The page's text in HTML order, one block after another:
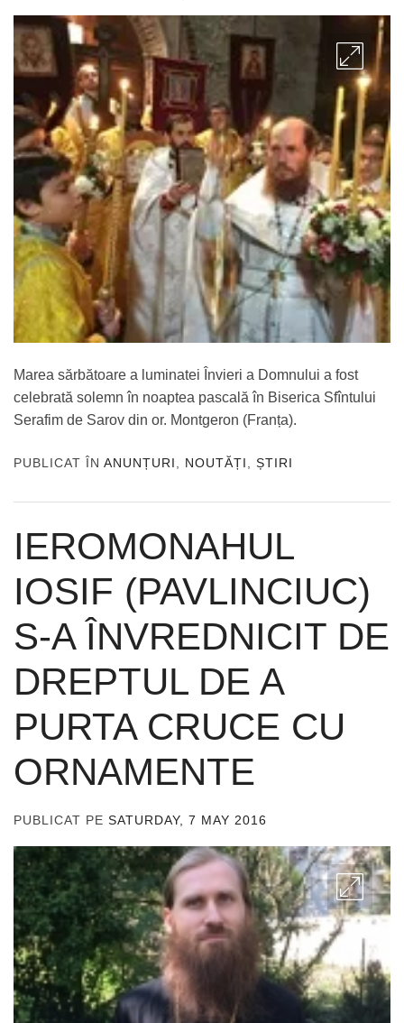
Marea sărbătoare a luminatei Învieri a Domnului a fost
celebrată solemn în noaptea pascală în Biserica Sfîntului
Serafim de Sarov din or. Montgeron (Franța).
PUBLICAT ÎN ANUNȚURI, NOUTĂȚI, ȘTIRI
IEROMONAHUL
IOSIF (PAVLINCIUC)
S-A ÎNVREDNICIT DE
DREPTUL DE A
PURTA CRUCE CU
ORNAMENTE
PUBLICAT PE SATURDAY, 7 MAY 2016